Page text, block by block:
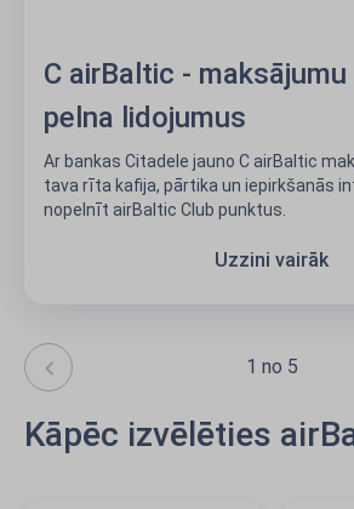
C airBaltic -
pelna lidojumus
Ar bankas Citadele jauno C airBaltic
tava rīta kafija, pārtika un iepirkšanās
nopelnīt airBaltic Club punktus.
Uzzini vairāk
1 no 5
Kāpēc izvēlēties